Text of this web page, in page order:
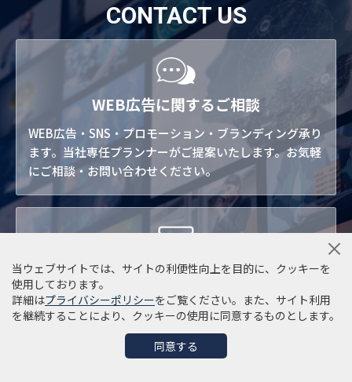
CONTACT US
WEB広告に関するご相談
WEB広告・SNS・プロモーション・ブランディング承り
ます。当社専任プランナーがご提案いたします。お気軽
にご相談・お問い合わせください。
無料メールマガジン登録
WEB広告・マーケティング・プロモーションからSNS活
用まで。デジタルマーケティングに関する最新・お役立
ち情報をお届けします。こちらより無料メルマガご登録
当ウェブサイトでは、サイトの利便性向上を目的に、クッキーを
使用しております。
詳細はプライバシーポリシーをご覧ください。また、サイト利用
を継続することにより、クッキーの使用に同意するものとします。
同意する